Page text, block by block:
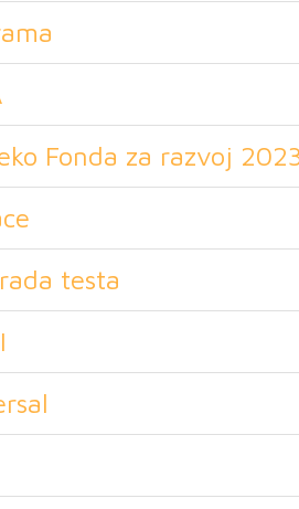
Fonda za razvoj
testa